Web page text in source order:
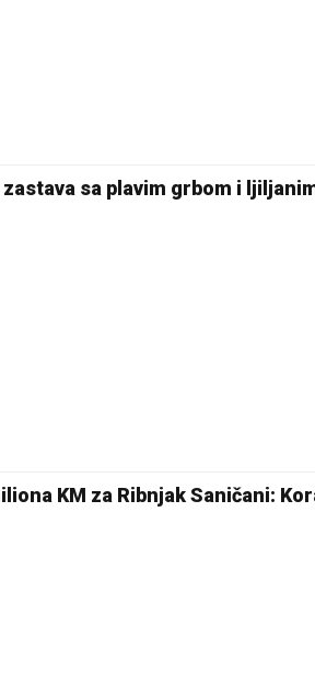
sa plavim grbom i
KM za Ribnjak Saničani: